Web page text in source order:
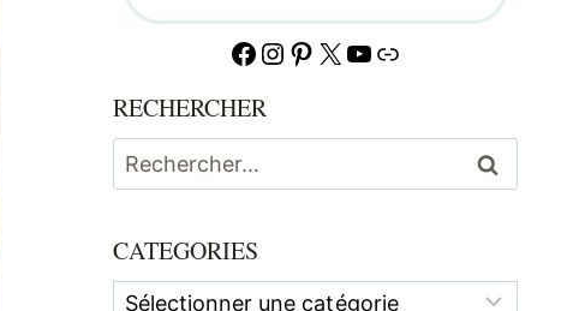
Facebook
Instagram
Pinterest
X YouTube
Lien
RECHERCHER
Rechercher :
CATEGORIES
Categories